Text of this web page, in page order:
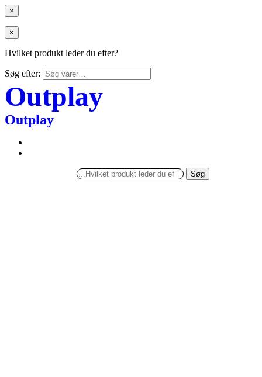
×
×
Hvilket produkt leder du efter?
Søg efter:
Outplay
Outplay
Søg